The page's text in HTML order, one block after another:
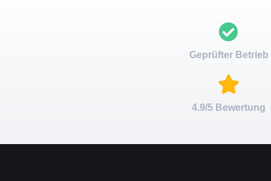
Geprüfter Betrieb
4.9/5 Bewertung